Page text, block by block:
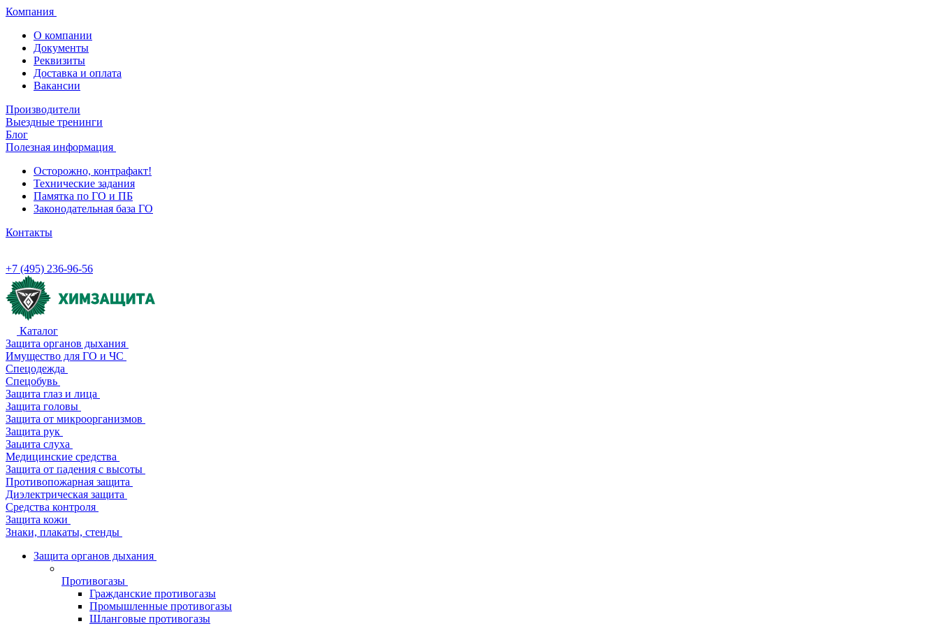
Компания
О компании
Документы
Реквизиты
Доставка и оплата
Вакансии
Производители
Выездные тренинги
Блог
Полезная информация
Осторожно, контрафакт!
Технические задания
Памятка по ГО и ПБ
Законодательная база ГО
Контакты
+7 (495) 236-96-56
Каталог
Защита органов дыхания
Имущество для ГО и ЧС
Спецодежда
Спецобувь
Защита глаз и лица
Защита головы
Защита от микроорганизмов
Защита рук
Защита слуха
Медицинские средства
Защита от падения с высоты
Противопожарная защита
Диэлектрическая защита
Средства контроля
Защита кожи
Знаки, плакаты, стенды
Защита органов дыхания
Противогазы
Гражданские противогазы
Промышленные противогазы
Шланговые противогазы